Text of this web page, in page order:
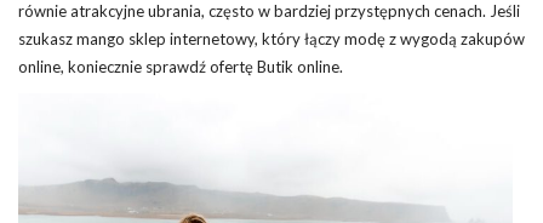
równie atrakcyjne ubrania, często w bardziej przystępnych cenach. Jeśli
szukaszmango sklep internetowy, który łączy modę z wygodą zakupów
online, koniecznie sprawdź ofertę Butik online.